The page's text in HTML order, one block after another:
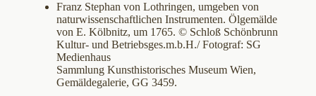
Franz Stephan von Lothringen, umgeben von
naturwissenschaftlichen Instrumenten. Ölgemälde
von E. Kölbnitz, um 1765. © Schloß Schönbrunn
Kultur- und Betriebsges.m.b.H./ Fotograf: SG
Medienhaus
Sammlung Kunsthistorisches Museum Wien,
Gemäldegalerie, GG 3459.